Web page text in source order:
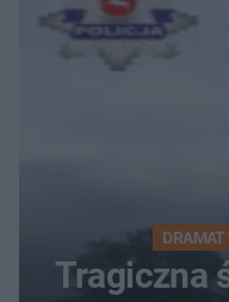
DRAMAT
Tragiczna